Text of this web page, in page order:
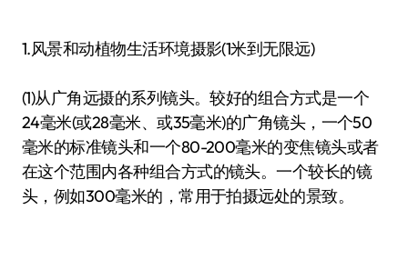
1.风景和动植物生活环境摄影(1米到无限远)
(1)从广角远摄的系列镜头。较好的组合方式是一个
24毫米(或28毫米、或35毫米)的广角镜头，一个50
毫米的标准镜头和一个80-200毫米的变焦镜头或者
在这个范围内各种组合方式的镜头。一个较长的镜
头，例如300毫米的，常用于拍摄远处的景致。